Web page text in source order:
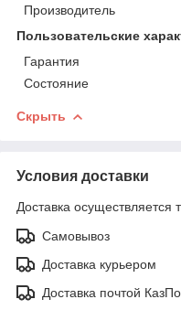
Производитель
Пользовательские
Гарантия
Состояние
Скрыть
Условия доставки
Доставка осуществляется
Самовывоз
Доставка курьером
Доставка почтой